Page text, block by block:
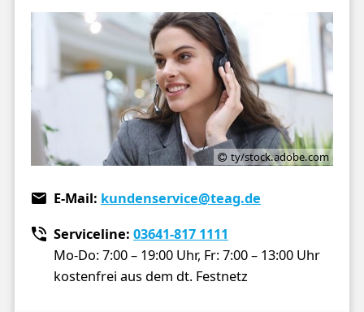
ty/stock.adobe.com
E-Mail: kundenservice@teag.de
Serviceline: 03641-817 1111
Mo-Do: 7:00 – 19:00 Uhr, Fr: 7:00 – 13:00 Uhr
kostenfrei aus dem dt. Festnetz